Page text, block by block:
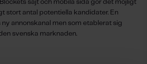
Blockets sajt och mobila sida gör det möjligt
stort antal potentiella kandidater. En
annonskanal men som etablerat sig
svenska marknaden.